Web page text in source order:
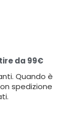
da 99€
Quando è
spedizione